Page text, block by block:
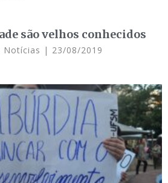
são velhos conhecidos
Notícias 23/08/2019